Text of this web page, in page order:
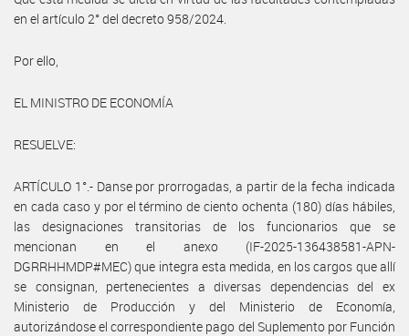
en el artículo 2° del decreto 958/2024.
Por ello,
EL MINISTRO DE ECONOMÍA
RESUELVE:
ARTÍCULO 1°.- Danse por prorrogadas, a partir de la fecha indicada
en cada caso y por el término de ciento ochenta (180) días hábiles,
las designaciones transitorias de los funcionarios que se
mencionan en el anexo (IF-2025-136438581-APN-
DGRRHHMDP#MEC) que integra esta medida, en los cargos que allí
se consignan, pertenecientes a diversas dependencias del ex
Ministerio de Producción y del Ministerio de Economía,
autorizándose el correspondiente pago del Suplemento por Función